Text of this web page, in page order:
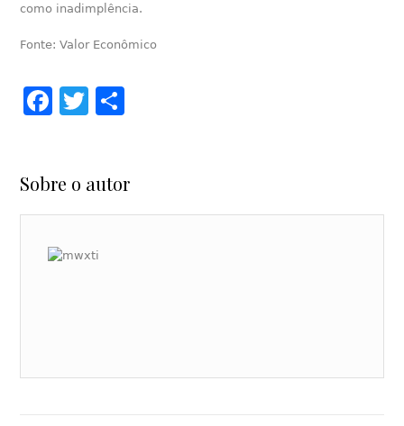
como inadimplência.
Fonte: Valor Econômico
Facebook
Twitter
Sobre o autor